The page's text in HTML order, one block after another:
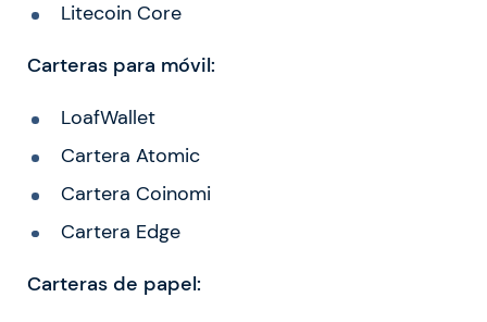
Litecoin Core
Carteras para móvil:
LoafWallet
Cartera Atomic
Cartera Coinomi
Cartera Edge
Carteras de papel: